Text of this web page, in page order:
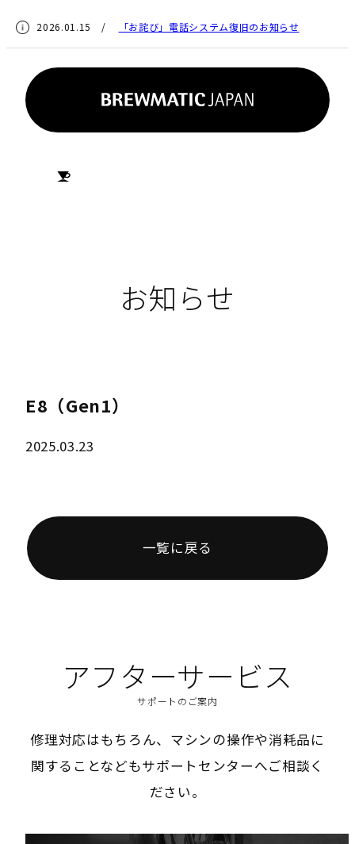
2026.01.15 / 「お詫び」電話システム復旧のお知らせ
お知らせ
E8（Gen1）
2025.03.23
一覧に戻る
アフターサービス
サポートのご案内
修理対応はもちろん、マシンの操作や消耗品に
関することなどもサポートセンターへご相談く
ださい。